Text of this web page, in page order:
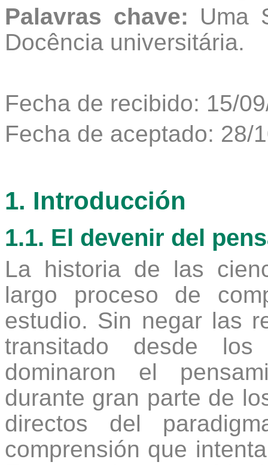
Palavras chave: Uma
Docência universitária.
Fecha de recibido: 15/
Fecha de aceptado: 28/
1. Introducción
1.1. El devenir del
La historia de las
largo proceso de
estudio. Sin negar las
transitado desde los
dominaron el
durante gran parte de
directos del
comprensión que